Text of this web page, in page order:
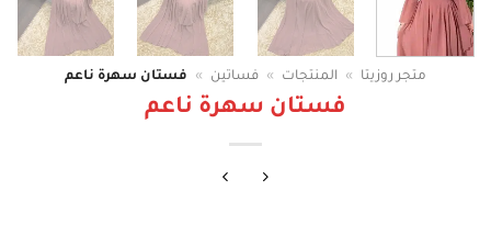
متجر روزيتا » المنتجات » فساتين » فستان سهرة ناعم
فستان سهرة ناعم